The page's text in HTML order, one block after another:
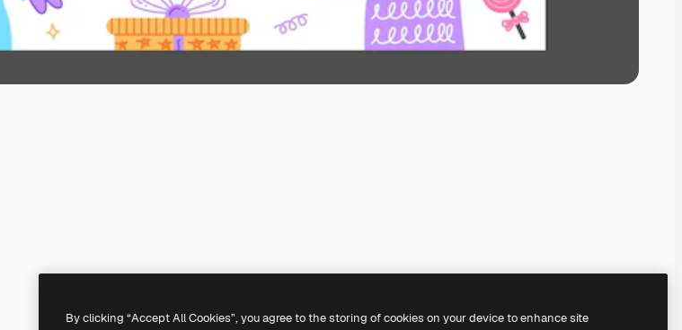
By clicking “Accept All Cookies”, you agree to the storing of cookies on your device to enhance site